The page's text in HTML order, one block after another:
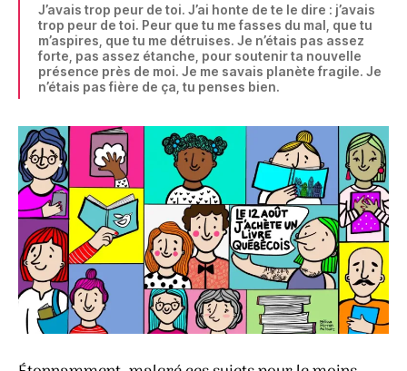
J’avais trop peur de toi. J’ai honte de te le dire : j’avais
trop peur de toi. Peur que tu me fasses du mal, que tu
m’aspires, que tu me détruises. Je n’étais pas assez
forte, pas assez étanche, pour soutenir ta nouvelle
présence près de moi. Je me savais planète fragile. Je
n’étais pas fière de ça, tu penses bien.